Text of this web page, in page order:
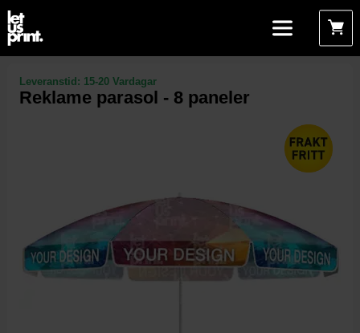
Leveranstid: 15-20 Vardagar
Reklame parasol - 8 paneler